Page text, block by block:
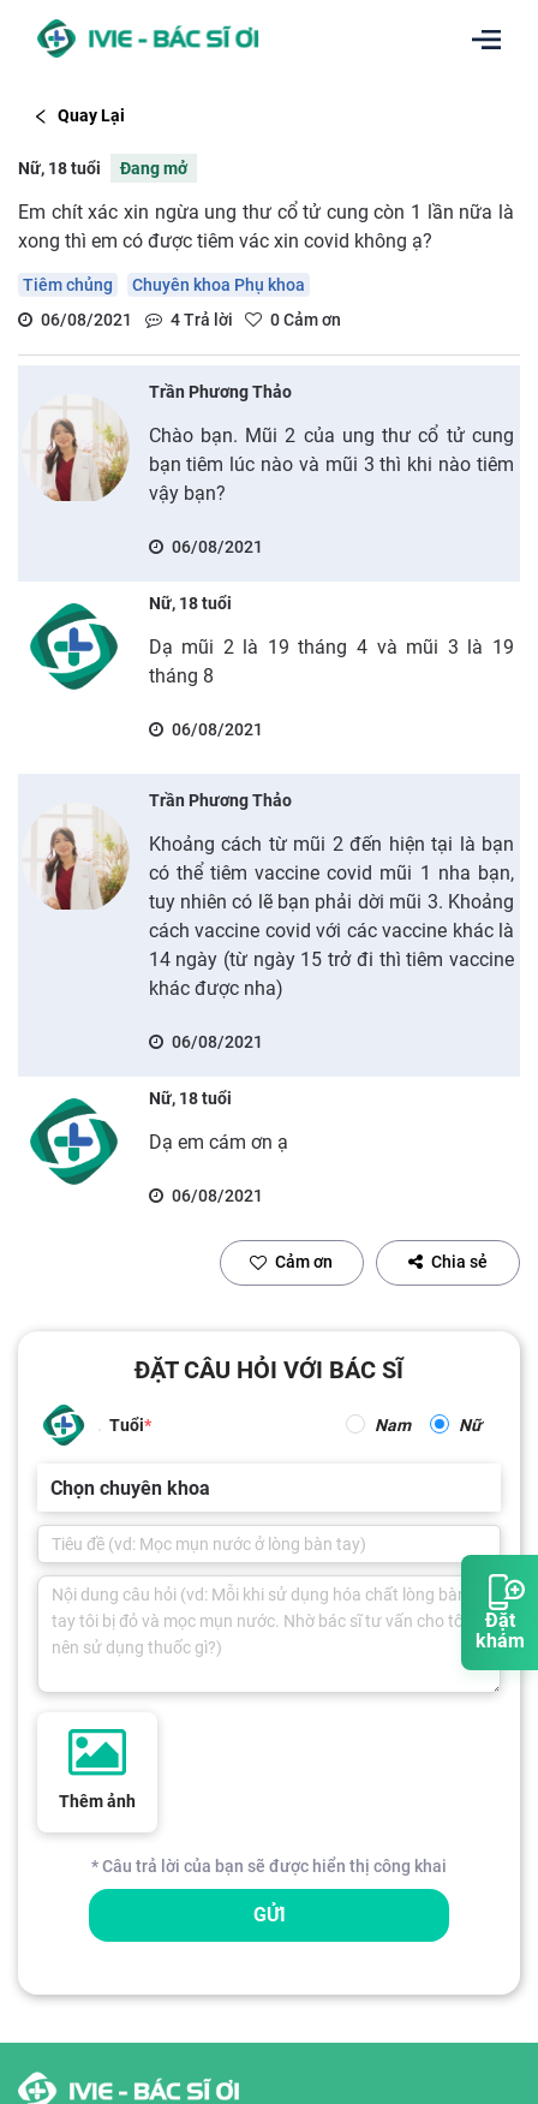
Đặt
khám
Quay Lại
Nữ, 18 tuổi Đang mở
Em chít xác xin ngừa ung thư cổ tử cung còn 1 lần nữa là
xong thì em có được tiêm vác xin covid không ạ?
Tiêm chủng
Chuyên khoa Phụ khoa
06/08/2021
4Trả lời 0Cảm ơn
Trần Phương Thảo
Chào bạn. Mũi 2 của ung thư cổ tử cung
bạn tiêm lúc nào và mũi 3 thì khi nào tiêm
vậy bạn?
06/08/2021
Nữ, 18 tuổi
Dạ mũi 2 là 19 tháng 4 và mũi 3 là 19
tháng 8
06/08/2021
Trần Phương Thảo
Khoảng cách từ mũi 2 đến hiện tại là bạn
có thể tiêm vaccine covid mũi 1 nha bạn,
tuy nhiên có lẽ bạn phải dời mũi 3. Khoảng
cách vaccine covid với các vaccine khác là
14 ngày (từ ngày 15 trở đi thì tiêm vaccine
khác được nha)
06/08/2021
Nữ, 18 tuổi
Dạ em cám ơn ạ
06/08/2021
Cảm ơn Chia sẻ
ĐẶT CÂU HỎI VỚI BÁC SĨ
Tuổi Nam Nữ
Chọn chuyên khoa
Thêm ảnh
* Câu trả lời của bạn sẽ được hiển thị công khai
GỬI